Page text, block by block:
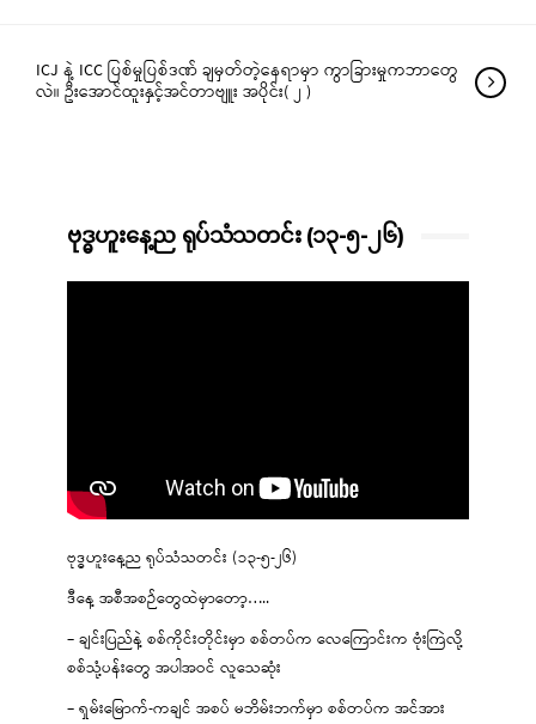
ICJ နဲ့ ICC ပြစ်မှုပြစ်ဒဏ် ချမှတ်တဲ့နေရာမှာ ကွာခြားမှုကဘာတွေ
လဲ။ ဦးအောင်ထူးနှင့်အင်တာဗျူး အပိုင်း( ၂ )
ဗုဒ္ဓဟူးနေ့ည ရုပ်သံသတင်း (၁၃-၅-၂၆)
ဗုဒ္ဓဟူးနေ့ည ရုပ်သံသတင်း (၁၃-၅-၂၆)
ဒီနေ့ အစီအစဉ်တွေထဲမှာတော့…..
– ချင်းပြည်နဲ့ စစ်ကိုင်းတိုင်းမှာ စစ်တပ်က လေကြောင်းက ဗုံးကြဲလို့
စစ်သုံ့ပန်းတွေ အပါအဝင် လူသေဆုံး
– ရှမ်းမြောက်-ကချင် အစပ် မဘိမ်းဘက်မှာ စစ်တပ်က အင်အား